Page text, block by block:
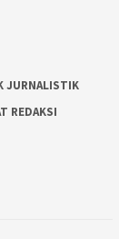
JURNALISTIK
REDAKSI